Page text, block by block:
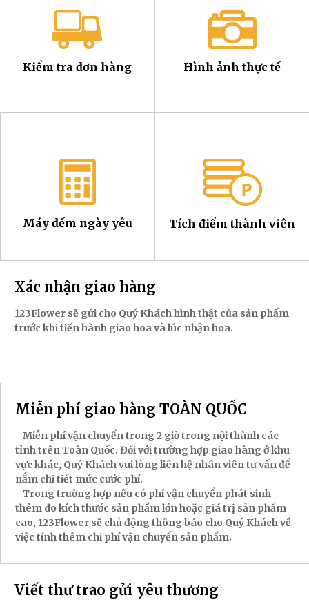
Kiểm tra đơn hàng Hình ảnh thực tế
Máy đếm ngày yêu Tích điểm thành viên
Xác nhận giao hàng
123Flower sẽ gửi cho Quý Khách hình thật của sản phẩm
trước khi tiến hành giao hoa và lúc nhận hoa.
Miễn phí giao hàng TOÀN QUỐC
- Miễn phí vận chuyển trong 2 giờ trong nội thành các
tỉnh trên Toàn Quốc. Đối với trường hợp giao hàng ở khu
vực khác, Quý Khách vui lòng liên hệ nhân viên tư vấn để
nắm chi tiết mức cước phí.
- Trong trường hợp nếu có phí vận chuyển phát sinh
thêm do kích thước sản phẩm lớn hoặc giá trị sản phẩm
cao, 123Flower sẽ chủ động thông báo cho Quý Khách về
việc tính thêm chi phí vận chuyển sản phẩm.
Viết thư trao gửi yêu thương